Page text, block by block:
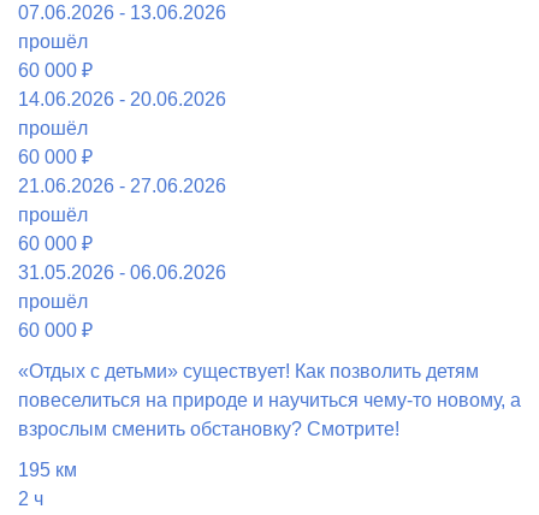
07.06.2026 - 13.06.2026
прошёл
60 000 ₽
14.06.2026 - 20.06.2026
прошёл
60 000 ₽
21.06.2026 - 27.06.2026
прошёл
60 000 ₽
31.05.2026 - 06.06.2026
прошёл
60 000 ₽
«Отдых с детьми» существует! Как позволить детям
повеселиться на природе и научиться чему-то новому, а
взрослым сменить обстановку? Смотрите!
195 км
2 ч